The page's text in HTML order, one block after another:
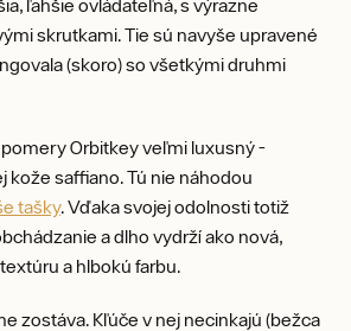
ľahšie ovládateľná, s výrazne
skrutkami. Tie sú navyše upravené
(skoro) so všetkými druhmi
Orbitkey veľmi luxusný -
kože saffiano. Tú nie náhodou
tašky. Vďaka svojej odolnosti totiž
a dlho vydrží ako nová,
a hlbokú farbu.
zostáva. Kľúče v nej necinkajú (bežca